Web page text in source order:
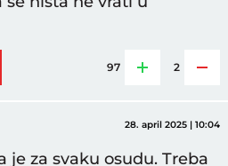
97 2
28. april 2025 | 10:04
je za svaku osudu. Treba